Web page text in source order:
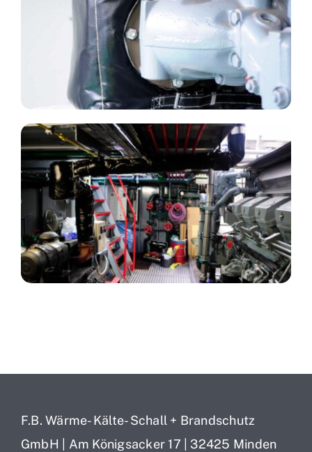
F.B. Wärme- Kälte- Schall + Brandschutz
GmbH | Am Königsacker 17 | 32425 Minden